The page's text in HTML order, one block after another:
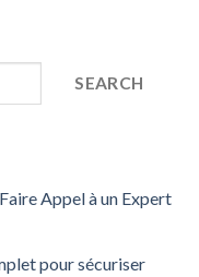
SEARCH
Appel à un Expert
pour sécuriser